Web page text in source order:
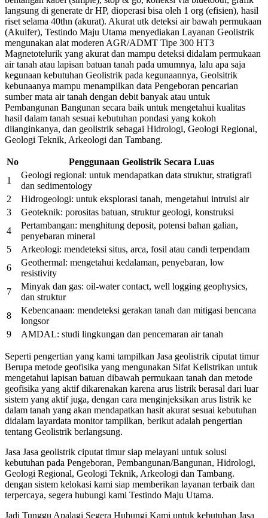
langsung di generate dr HP, dioperasi bisa oleh 1 org (efisien), hasil
riset selama 40thn (akurat). Akurat utk deteksi air bawah permukaan
(Akuifer), Testindo Maju Utama menyediakan Layanan Geolistrik
mengunakan alat moderen AGR/ADMT Tipe 300 HT3
Magnetotelurik yang akurat dan mampu deteksi didalam permukaan
air tanah atau lapisan batuan tanah pada umumnya, lalu apa saja
kegunaan kebutuhan Geolistrik pada kegunaannya, Geolsitrik
kebunaanya mampu menampilkan data Pengeboran pencarian
sumber mata air tanah dengan debit banyak atau untuk
Pembangunan Bangunan secara baik untuk mengetahui kualitas
hasil dalam tanah sesuai kebutuhan pondasi yang kokoh
diianginkanya, dan geolistrik sebagai Hidrologi, Geologi Regional,
Geologi Teknik, Arkeologi dan Tambang.
No
Penggunaan Geolistrik Secara Luas
1
Geologi regional: untuk mendapatkan data struktur, stratigrafi
dan sedimentology
2
Hidrogeologi: untuk eksplorasi tanah, mengetahui intruisi air
3
Geoteknik: porositas batuan, struktur geologi, konstruksi
4
Pertambangan: menghitung deposit, potensi bahan galian,
penyebaran mineral
5
Arkeologi: mendeteksi situs, arca, fosil atau candi terpendam
6
Geothermal: mengetahui kedalaman, penyebaran, low
resistivity
7
Minyak dan gas: oil-water contact, well logging geophysics,
dan struktur
8
Kebencanaan: mendeteksi gerakan tanah dan mitigasi bencana
longsor
9
AMDAL: studi lingkungan dan pencemaran air tanah
Seperti pengertian yang kami tampilkan Jasa geolistrik ciputat timur
Berupa metode geofisika yang mengunakan Sifat Kelistrikan untuk
mengetahui lapisan batuan dibawah permukaan tanah dan metode
geofisika yang aktif dikarenakan karena arus listrik berasal dari luar
sistem yang aktif juga, dengan cara menginjeksikan arus listrik ke
dalam tanah yang akan mendapatkan hasit akurat sesuai kebutuhan
didalam layardata monitor tampilkan, berikut adalah pengertian
tentang Geolistrik berlangsung.
Jasa Jasa geolistrik ciputat timur siap melayani untuk solusi
kebutuhan pada Pengeboran, Pembangunan/Bangunan, Hidrologi,
Geologi Regional, Geologi Teknik, Arkeologi dan Tambang.
dengan sistem kelokasi kami siap memberikan layanan terbaik dan
terpercaya, segera hubungi kami Testindo Maju Utama.
Jadi Tunggu Apalagi Segera Hubungi Kami untuk kebutuhan Jasa